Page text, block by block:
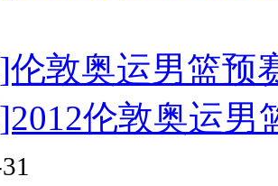
敦奥运男篮预
伦敦奥运男